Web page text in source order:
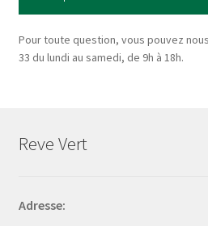
Pour toute question, vous pouvez
33 du lundi au samedi, de 9h à 18h.
Reve Vert
Adresse: